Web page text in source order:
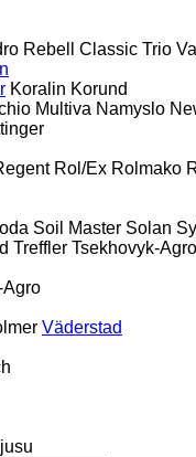
Rebell Classic Trio
Koralin Korund
Multiva Namyslo
Rol/Ex Rolmako
Soil Master Solan
Treffler Tsekhovyk-Agro
Agro
Väderstad